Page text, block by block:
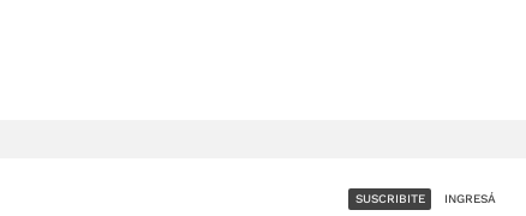
SUSCRIBITE INGRESÁ